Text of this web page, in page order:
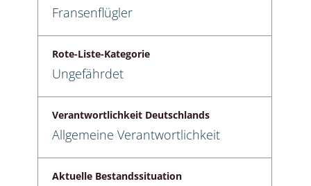
Fransenflügler
Rote-Liste-Kategorie
Ungefährdet
Verantwortlichkeit Deutschlands
Allgemeine Verantwortlichkeit
Aktuelle Bestandssituation